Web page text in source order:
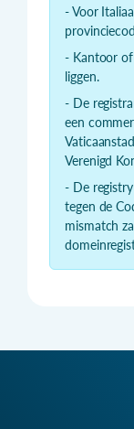
- Voor
- Kantoor
liggen.
- De
een
Verenigd
- De
tegen de
mismatch